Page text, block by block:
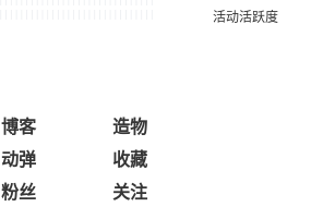
博客
造物
动弹
收藏
粉丝 关注